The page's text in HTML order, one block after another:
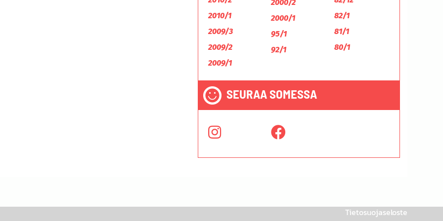
2010/1
2009/3
2009/2
2009/1
2000/2
2000/1
95/1
92/1
82/1
81/1
80/1
SEURAA SOMESSA
Tietosuojaseloste